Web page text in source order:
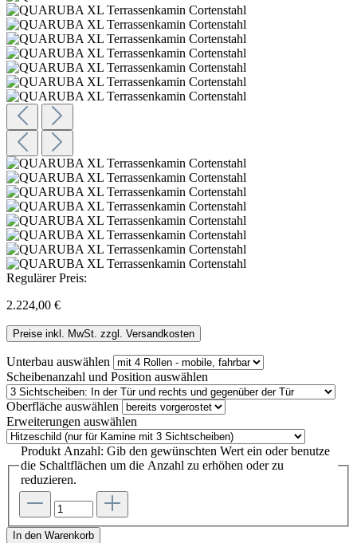
Regulärer Preis:
2.224,00 €
Preise inkl. MwSt. zzgl. Versandkosten
Unterbau auswählen
Scheibenanzahl und Position auswählen
Oberfläche auswählen
Erweiterungen auswählen
Produkt Anzahl: Gib den gewünschten Wert ein oder benutze
die Schaltflächen um die Anzahl zu erhöhen oder zu
reduzieren.
In den Warenkorb